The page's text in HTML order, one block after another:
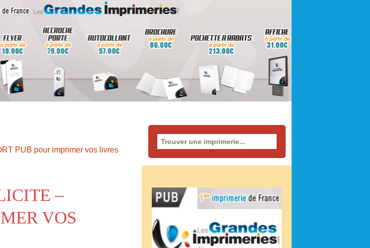
PUB pour imprimer vos livres
–
VOS
Rechercher